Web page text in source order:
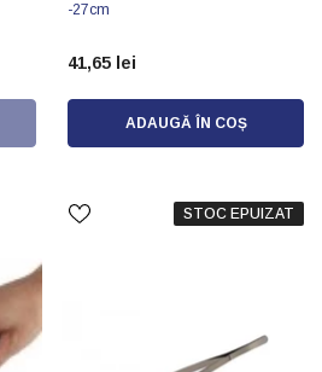
-27cm
41,65 lei
ADAUGĂ ÎN COȘ
STOC EPUIZAT